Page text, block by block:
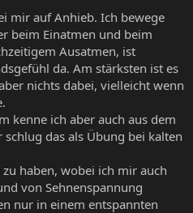
mir auf Anhieb. Ich bewege
beim Einatmen und beim
Ausatmen, ist
da. Am stärksten ist es
nichts dabei, vielleicht wenn
kenne ich aber auch aus dem
schlug das als Übung bei kalten
haben, wobei ich mir auch
von Sehnenspannung
nur in einem entspannten